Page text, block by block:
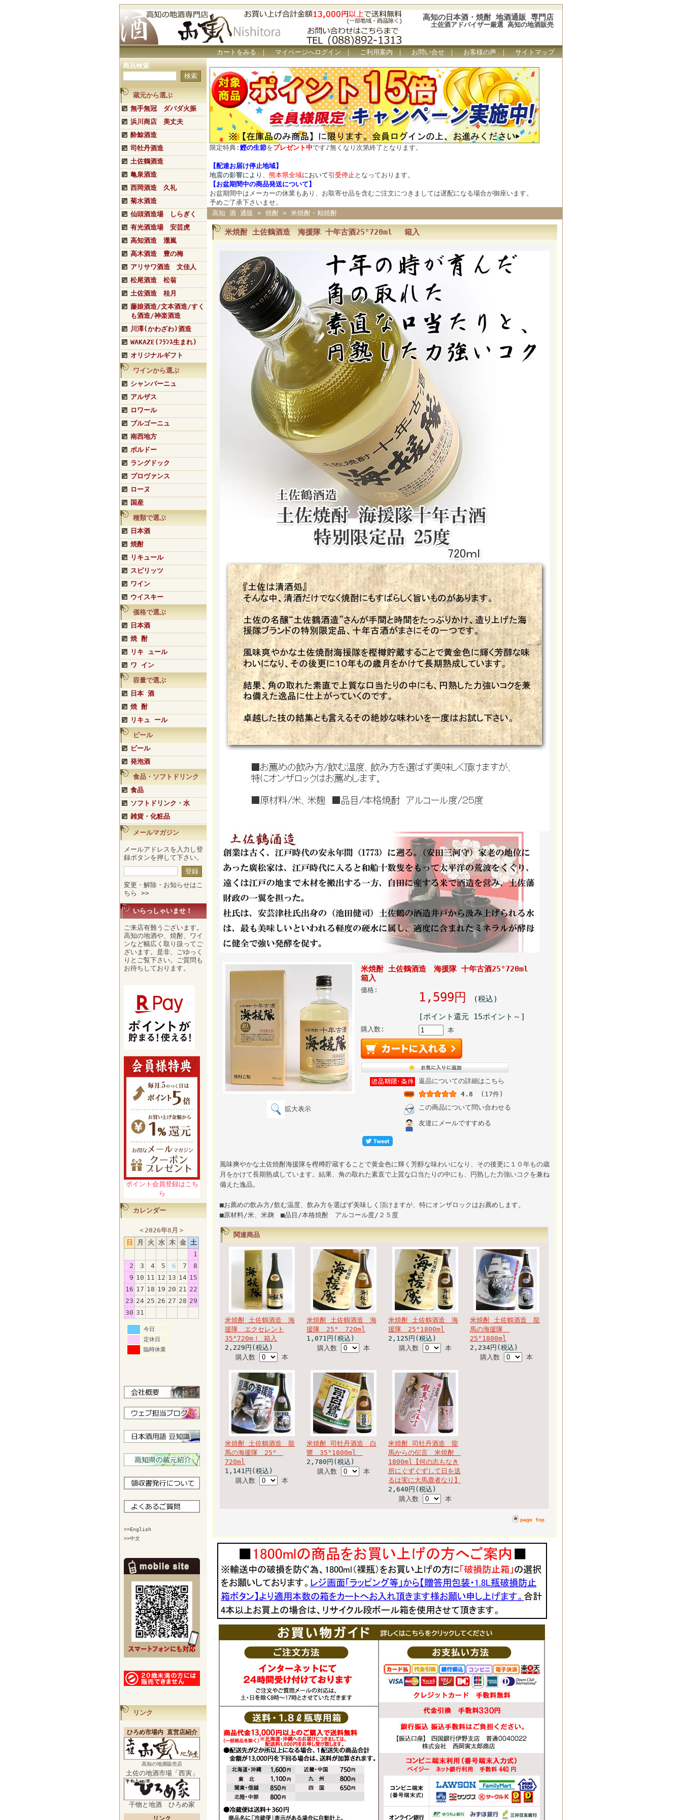
高知の日本酒・焼酎 地酒通販 専門店
土佐酒アドバイザー厳選 高知の地酒販売
カートをみる ｜ マイページへログイン ｜ ご利用案内 ｜ お問い合せ ｜ お客様の声 ｜
サイトマップ
商品検索
蔵元から選ぶ
無手無冠 ダバダ火振
浜川商店 美丈夫
酔鯨酒造
司牡丹酒造
土佐鶴酒造
亀泉酒造
西岡酒造 久礼
菊水酒造
仙頭酒造場 しらぎく
有光酒造場 安芸虎
高知酒造 瀧嵐
高木酒造 豊の梅
アリサワ酒造 文佳人
松尾酒造 松翁
土佐酒造 桂月
藤娘酒造/文本酒造/すく
も酒造/神楽酒造
川澤(かわざわ)酒造
WAKAZE(ﾌﾗﾝｽ生まれ)
オリジナルギフト
ワインから選ぶ
シャンパーニュ
アルザス
ロワール
ブルゴーニュ
南西地方
ボルドー
ラングドック
プロヴァンス
ローヌ
国産
種類で選ぶ
日本酒
焼酎
リキュール
スピリッツ
ワイン
ウイスキー
価格で選ぶ
日本酒
焼 酎
リキ ュール
ワ イン
容量で選ぶ
日本 酒
焼 酎
リキュ ール
ビール
ビール
発泡酒
食品・ソフトドリンク
食品
ソフトドリンク・水
雑貨・化粧品
メールマガジン
メールアドレスを入力し登
録ボタンを押して下さい。
変更・解除・お知らせはこ
ちら >>
いらっしゃいませ！
ご来店有難うございます。
高知の地酒や、焼酎、ワイ
ンなど幅広く取り扱ってご
ざいます。是非、ごゆっく
りとご覧下さい。ご質問も
お待ちしております。
ポイント会員登録はこち
ら
カレンダー
＜2026年8月 ＞
日
月 火 水 木 金 土
1
2
3 4 5 6 7
8
9 10 11 12 13 14 15
16 17 18 19 20 21 22
23 24 25 26 27 28 29
30 31
今日
定休日
臨時休業
>>English
>>中文
リンク
ひろめ市場内 直営店紹介
高知の地酒販売店
土佐の地酒市場「西寅」
干物と地酒 ひろめ家
リンク
限定特典: 鰹の生節をプレゼント中です♪無くなり次第終了となります。
【配達お届け停止地域】
地震の影響により、 熊本県全域において引受停止 となっております。
【お盆期間中の商品発送について 】
お盆期間中はメーカーの休業もあり、お取寄せ品を含むご注文につきましては遅配になる場合が御座います。
予めご了承下さいませ。
高知 酒 通販
> 焼酎 > 米焼酎・粕焼酎
米焼酎 土佐鶴酒造 海援隊 十年古酒25°720ml 箱入
拡大表示
米焼酎 土佐鶴酒造 海援隊 十年古酒25°720ml
箱入
価格:
1,599円 (税込)
[ポイント還元 15ポイント～]
購入数: 本
返品についての詳細はこちら
4.8
(17件)
この商品について問い合わせる
友達にメールですすめる
風味爽やかな土佐焼酎海援隊を樫樽貯蔵することで黄金色に輝く芳醇な味わいになり、その後更に１０年もの歳
月をかけて長期熟成しています。結果、角の取れた素直で上質な口当たりの中にも、円熟した力強いコクを兼ね
備えた逸品。
■お薦めの飲み方/飲む温度、飲み方を選ばず美味しく頂けますが、特にオンザロックはお薦めします。
■原材料/米、米麹 ■品目/本格焼酎 アルコール度/２５度
関連商品
米焼酎 土佐鶴酒造 海
援隊 エクセレント
35°720mｌ 箱入
2,229円(税込)
購入数
本
米焼酎 土佐鶴酒造 海
援隊 25° 720ml
1,071円(税込)
購入数
本
米焼酎 土佐鶴酒造 海
援隊 25°1800ml
2,125円(税込)
購入数
本
米焼酎 土佐鶴酒造 龍
馬の海援隊
25°1800ml
2,234円(税込)
購入数
本
米焼酎 土佐鶴酒造 龍
馬の海援隊 25°
720ml
1,141円(税込)
購入数
本
米焼酎 司牡丹酒造 白
鷺 35°1800ml
2,780円(税込)
購入数
本
米焼酎 司牡丹酒造 龍
馬からの伝言 米焼酎
1800ml【何の志もなき
所にぐずぐずして日を送
るは実に大馬鹿者なり】
2,640円(税込)
購入数
本
page top